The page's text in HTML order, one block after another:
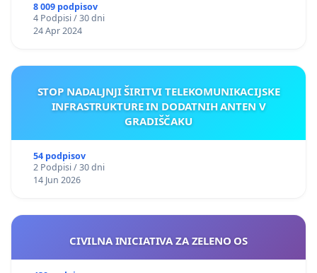
8 009 podpisov
4 Podpisi / 30 dni
24 Apr 2024
STOP NADALJNJI ŠIRITVI TELEKOMUNIKACIJSKE
INFRASTRUKTURE IN DODATNIH ANTEN V
GRADIŠČAKU
54 podpisov
2 Podpisi / 30 dni
14 Jun 2026
CIVILNA INICIATIVA ZA ZELENO OS